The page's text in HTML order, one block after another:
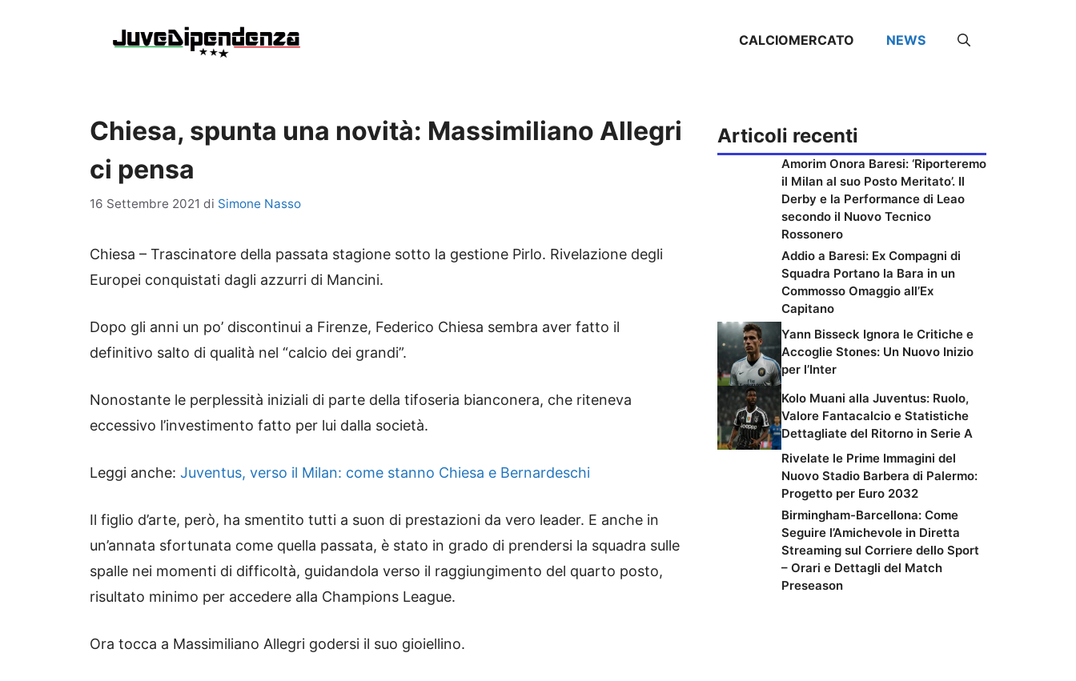
CALCIOMERCATO NEWS
Chiesa, spunta una novità: Massimiliano Allegri
ci pensa
16 Settembre 2021 di Simone Nasso
Chiesa – Trascinatore della passata stagione sotto la gestione Pirlo. Rivelazione degli
Europei conquistati dagli azzurri di Mancini.
Dopo gli anni un po’ discontinui a Firenze, Federico Chiesa sembra aver fatto il
definitivo salto di qualità nel “calcio dei grandi”.
Nonostante le perplessità iniziali di parte della tifoseria bianconera, che riteneva
eccessivo l’investimento fatto per lui dalla società.
Leggi anche: Juventus, verso il Milan: come stanno Chiesa e Bernardeschi
Il figlio d’arte, però, ha smentito tutti a suon di prestazioni da vero leader. E anche in
un’annata sfortunata come quella passata, è stato in grado di prendersi la squadra sulle
spalle nei momenti di difficoltà, guidandola verso il raggiungimento del quarto posto,
risultato minimo per accedere alla Champions League.
Ora tocca a Massimiliano Allegri godersi il suo gioiellino.
Articoli recenti
Amorim Onora Baresi: ‘Riporteremo
il Milan al suo Posto Meritato’. Il
Derby e la Performance di Leao
secondo il Nuovo Tecnico
Rossonero
Addio a Baresi: Ex Compagni di
Squadra Portano la Bara in un
Commosso Omaggio all’Ex
Capitano
Yann Bisseck Ignora le Critiche e
Accoglie Stones: Un Nuovo Inizio
per l’Inter
Kolo Muani alla Juventus: Ruolo,
Valore Fantacalcio e Statistiche
Dettagliate del Ritorno in Serie A
Rivelate le Prime Immagini del
Nuovo Stadio Barbera di Palermo:
Progetto per Euro 2032
Birmingham-Barcellona: Come
Seguire l’Amichevole in Diretta
Streaming sul Corriere dello Sport
– Orari e Dettagli del Match
Preseason